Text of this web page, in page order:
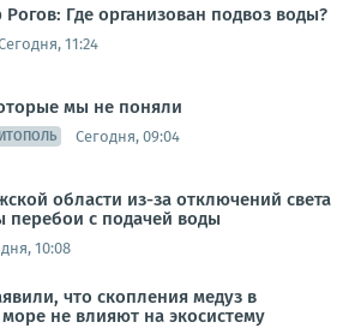
Где организован подвоз воды?
11:24
мы не поняли
Сегодня, 09:04
области из-за отключений света
перебои с подачей воды
10:08
что скопления медуз в
не влияют на экосистему